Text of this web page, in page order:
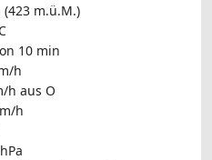
(423 m.ü.M.)
10 min
h
h aus O
h